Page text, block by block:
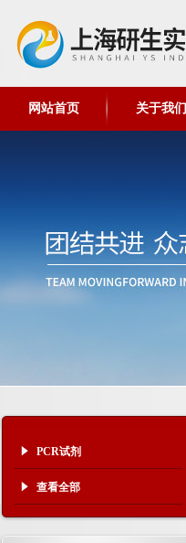
网站首页 关于我们
PCR试剂
查看全部